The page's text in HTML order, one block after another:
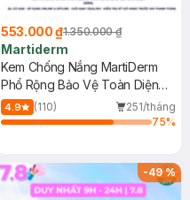
553.000 ₫1.350.000 ₫
Martiderm
Kem Chống Nắng MartiDerm
Phổ Rộng Bảo Vệ Toàn Diện
40ml
4.9 (110)
251/tháng
75%
-49%